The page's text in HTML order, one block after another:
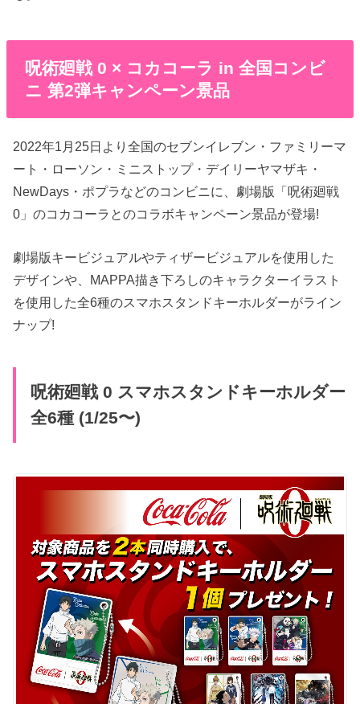
呪術廻戦 0 × コカコーラ in 全国コンビ
ニ 第2弾キャンペーン景品
2022年1月25日より全国のセブンイレブン・ファミリーマ
ート・ローソン・ミニストップ・デイリーヤマザキ・
NewDays・ポプラなどのコンビニに、劇場版「呪術廻戦
0」のコカコーラとのコラボキャンペーン景品が登場!
劇場版キービジュアルやティザービジュアルを使用した
デザインや、MAPPA描き下ろしのキャラクターイラスト
を使用した全6種のスマホスタンドキーホルダーがライン
ナップ!
呪術廻戦 0 スマホスタンドキーホルダー
全6種 (1/25〜)